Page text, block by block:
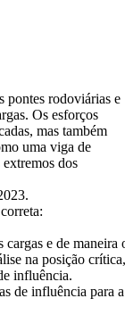
pontes rodoviárias e
Os esforços
mas também
uma viga de
dos
e de maneira
na posição
influência.
de influência para